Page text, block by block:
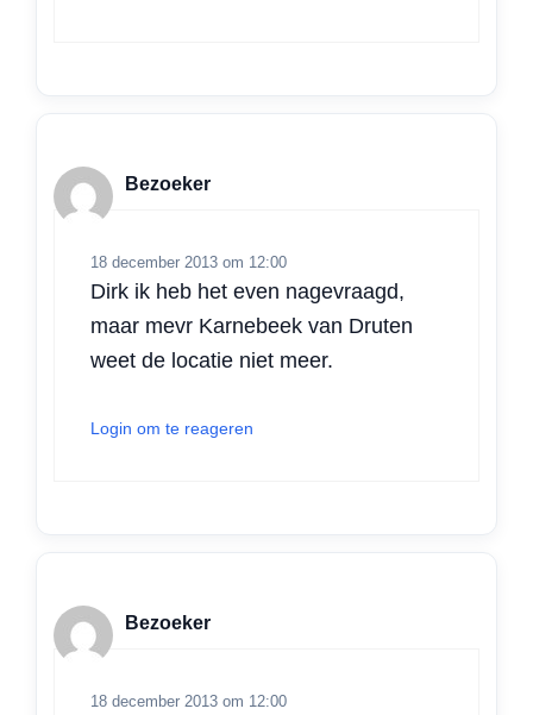
Bezoeker
18 december 2013 om 12:00
Dirk ik heb het even nagevraagd,
maar mevr Karnebeek van Druten
weet de locatie niet meer.
Login om te reageren
Bezoeker
18 december 2013 om 12:00